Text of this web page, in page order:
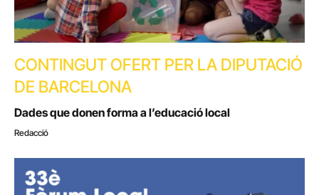
CONTINGUT OFERT PER LA DIPUTACIÓ
DE BARCELONA
Dades que donen forma a l’educació local
Redacció